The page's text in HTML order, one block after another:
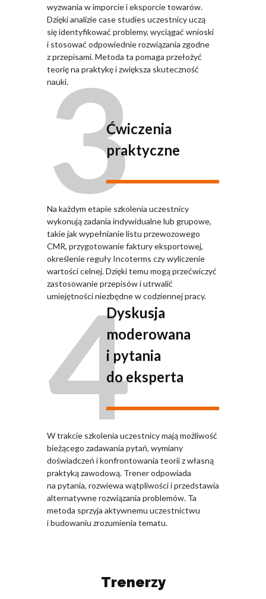
wyzwania w imporcie i eksporcie towarów.
Dzięki analizie case studies uczestnicy uczą
się identyfikować problemy, wyciągać wnioski
i stosować odpowiednie rozwiązania zgodne
z przepisami. Metoda ta pomaga przełożyć
teorię na praktykę i zwiększa skuteczność
nauki.
3Ćwiczenia
praktyczne
Na każdym etapie szkolenia uczestnicy
wykonują zadania indywidualne lub grupowe,
takie jak wypełnianie listu przewozowego
CMR, przygotowanie faktury eksportowej,
określenie reguły Incoterms czy wyliczenie
wartości celnej. Dzięki temu mogą przećwiczyć
zastosowanie przepisów i utrwalić
umiejętności niezbędne w codziennej pracy.
4Dyskusja
moderowana
i pytania
do eksperta
W trakcie szkolenia uczestnicy mają możliwość
bieżącego zadawania pytań, wymiany
doświadczeń i konfrontowania teorii z własną
praktyką zawodową. Trener odpowiada
na pytania, rozwiewa wątpliwości i przedstawia
alternatywne rozwiązania problemów. Ta
metoda sprzyja aktywnemu uczestnictwu
i budowaniu zrozumienia tematu.
Trenerzy